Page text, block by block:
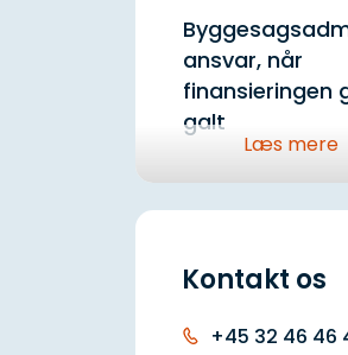
ansvar, når
finansieringen
galt
Få støtte til
Uudnyttede
tagetager: Guld
Læs mere
Kontakt os
+45 32 46 46